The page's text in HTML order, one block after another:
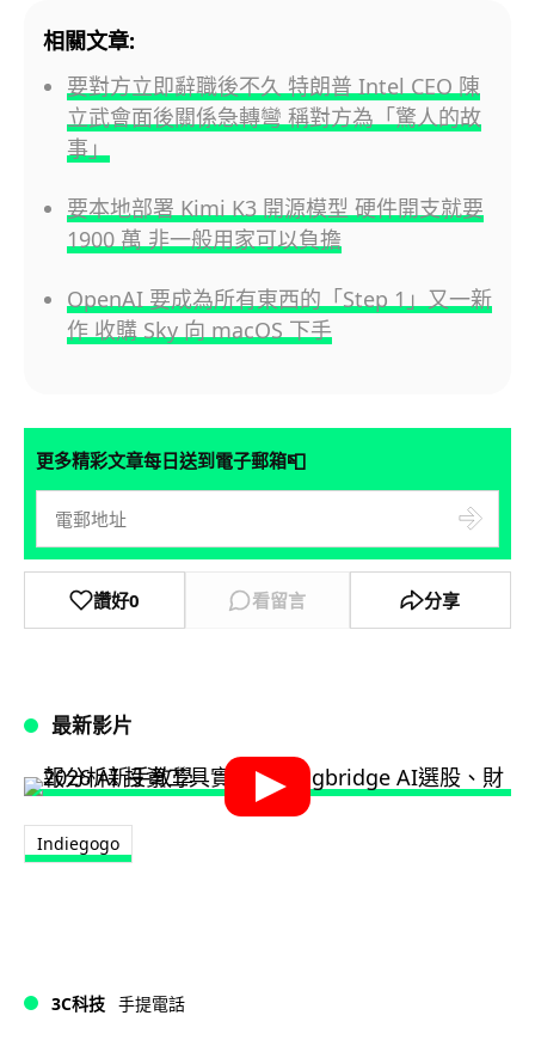
相關文章:
要對方立即辭職後不久 特朗普 Intel CEO 陳
立武會面後關係急轉彎 稱對方為「驚人的故
事」
要本地部署 Kimi K3 開源模型 硬件開支就要
1900 萬 非一般用家可以負擔
OpenAI 要成為所有東西的「Step 1」又一新
作 收購 Sky 向 macOS 下手
更多精彩文章每日送到電子郵箱📮
讚好0 看留言 分享
最新影片
Indiegogo
3C科技 手提電話